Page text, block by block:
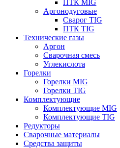
ПТК MIG
Аргонодуговые
Сварог TIG
ПТК TIG
Технические газы
Аргон
Сварочная смесь
Углекислота
Горелки
Горелки MIG
Горелки TIG
Комплектующие
Комплектующие MIG
Комплектующие TIG
Редукторы
Сварочные материалы
Средства защиты